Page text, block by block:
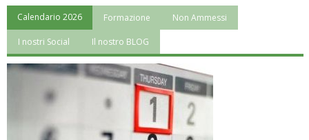
"Superare gli ostacoli": la relazione di Tiziano Pesce al CN Uisp
Calendario 2026 Formazione Non Ammessi
I nostri Social Il nostro BLOG